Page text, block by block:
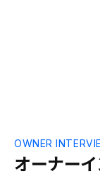
オーナー
OWNER